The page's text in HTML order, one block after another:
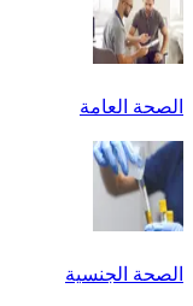
الصحة العامة
الصحة الجنسية